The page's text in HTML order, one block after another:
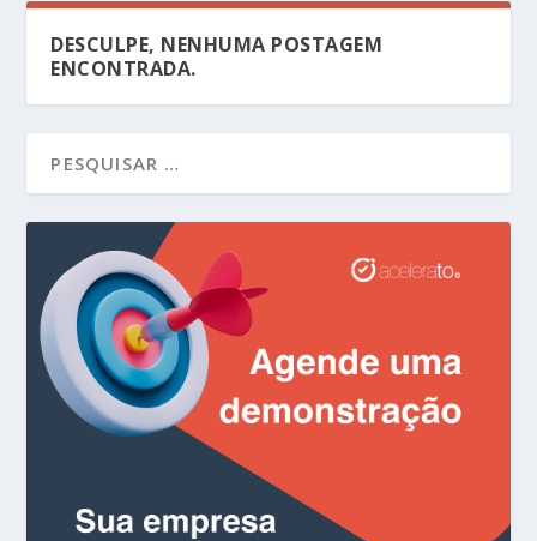
DESCULPE, NENHUMA POSTAGEM
ENCONTRADA.